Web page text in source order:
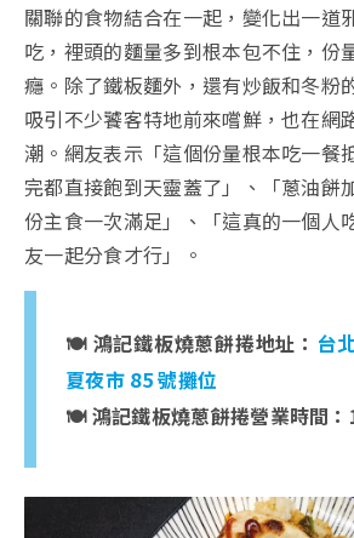
關聯的食物結合在一起，變化出一道
吃，裡頭的麵量多到根本包不住，份
癮。除了鐵板麵外，還有炒飯和冬粉
吸引不少饕客特地前來嚐鮮，也在網
潮。網友表示「這個份量根本吃一餐
完都直接飽到天靈蓋了」、「蔥油餅
份主食一次滿足」、「這真的一個人
友一起分食才行」。
🍽️ 鴻記鐵板燒蔥餅捲地址： 台
夏夜市 85 號攤位
🍽️ 鴻記鐵板燒蔥餅捲營業時間